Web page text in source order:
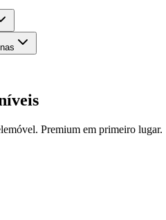
Premium em primeiro lugar.